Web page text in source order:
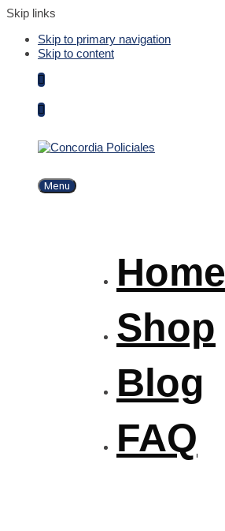
Skip links
Skip to primary navigation
Skip to content
Menu
Home
Shop
Blog
FAQ